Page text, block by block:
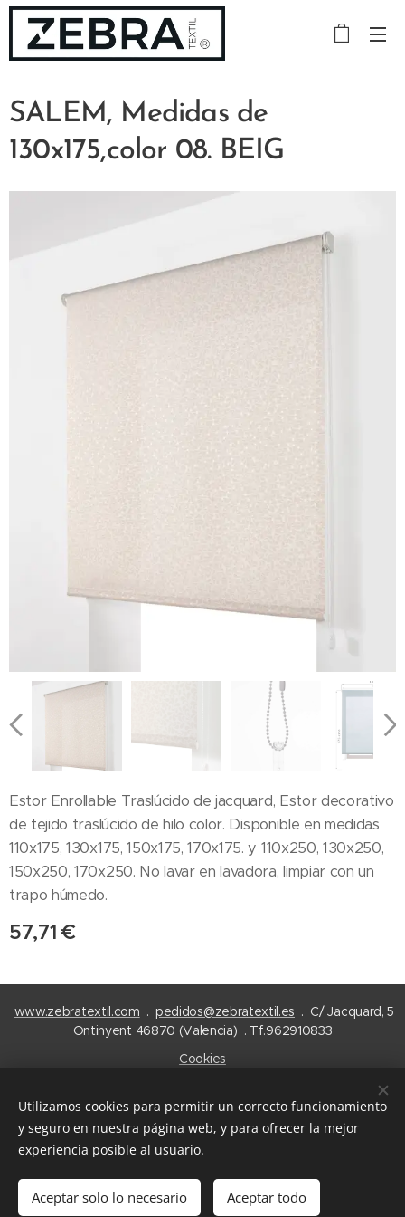
SALEM, Medidas de
130x175,color 08. BEIG
Estor Enrollable Traslúcido de jacquard, Estor decorativo
de tejido traslúcido de hilo color. Disponible en medidas
110x175, 130x175, 150x175, 170x175. y 110x250, 130x250,
150x250, 170x250. No lavar en lavadora, limpiar con un
trapo húmedo.
57,71 €
Añadir a la cesta
www.zebratextil.com .pedidos@zebratextil.es . C/ Jacquard, 5
Ontinyent 46870 (Valencia) . Tf.962910833
Cookies
Español
Utilizamos cookies para permitir un correcto funcionamiento
y seguro en nuestra página web, y para ofrecer la mejor
experiencia posible al usuario.
Aceptar solo lo necesario Aceptar todo